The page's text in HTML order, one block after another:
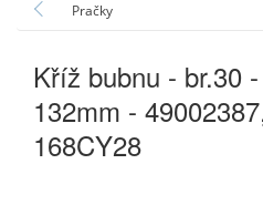
Pračky
Kříž bubnu - br.30
132mm -
168CY28